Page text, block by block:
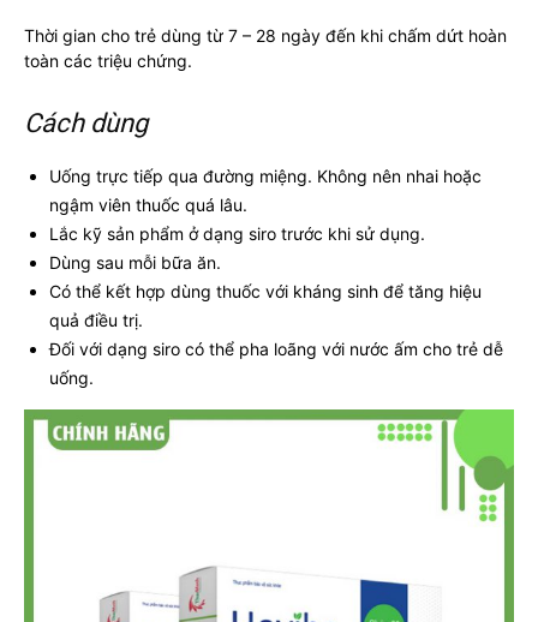
Thời gian cho trẻ dùng từ 7 – 28 ngày đến khi chấm dứt hoàn
toàn các triệu chứng.
Cách dùng
Uống trực tiếp qua đường miệng. Không nên nhai hoặc
ngậm viên thuốc quá lâu.
Lắc kỹ sản phẩm ở dạng siro trước khi sử dụng.
Dùng sau mỗi bữa ăn.
Có thể kết hợp dùng thuốc với kháng sinh để tăng hiệu
quả điều trị.
Đối với dạng siro có thể pha loãng với nước ấm cho trẻ dễ
uống.